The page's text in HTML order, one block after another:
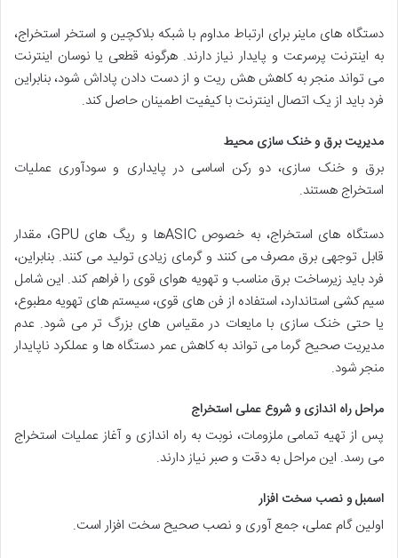
دستگاه های ماینر برای ارتباط مداوم با شبکه بلاکچین و استخر استخراج،
به اینترنت پرسرعت و پایدار نیاز دارند. هرگونه قطعی یا نوسان اینترنت
می تواند منجر به کاهش هش ریت و از دست دادن پاداش شود، بنابراین
فرد باید از یک اتصال اینترنت با کیفیت اطمینان حاصل کند.
مدیریت برق و خنک سازی محیط
برق و خنک سازی، دو رکن اساسی در پایداری و سودآوری عملیات
استخراج هستند.
دستگاه های استخراج، به خصوص ASICها و ریگ های GPU، مقدار
قابل توجهی برق مصرف می کنند و گرمای زیادی تولید می کنند. بنابراین،
فرد باید زیرساخت برق مناسب و تهویه هوای قوی را فراهم کند. این شامل
سیم کشی استاندارد، استفاده از فن های قوی، سیستم های تهویه مطبوع،
یا حتی خنک سازی با مایعات در مقیاس های بزرگ تر می شود. عدم
مدیریت صحیح گرما می تواند به کاهش عمر دستگاه ها و عملکرد ناپایدار
منجر شود.
مراحل راه اندازی و شروع عملی استخراج
پس از تهیه تمامی ملزومات، نوبت به راه اندازی و آغاز عملیات استخراج
می رسد. این مراحل به دقت و صبر نیاز دارند.
اسمبل و نصب سخت افزار
اولین گام عملی، جمع آوری و نصب صحیح سخت افزار است.